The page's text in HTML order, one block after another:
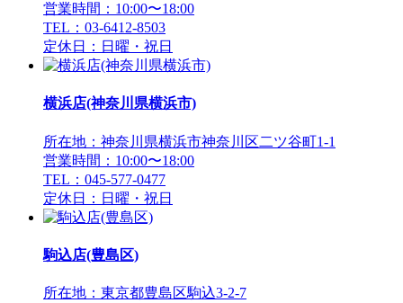
営業時間：10:00〜18:00
TEL：03-6412-8503
定休日：日曜・祝日
横浜店(神奈川県横浜市)
所在地：神奈川県横浜市神奈川区二ツ谷町1-1
営業時間：10:00〜18:00
TEL：045-577-0477
定休日：日曜・祝日
駒込店(豊島区)
所在地：東京都豊島区駒込3-2-7